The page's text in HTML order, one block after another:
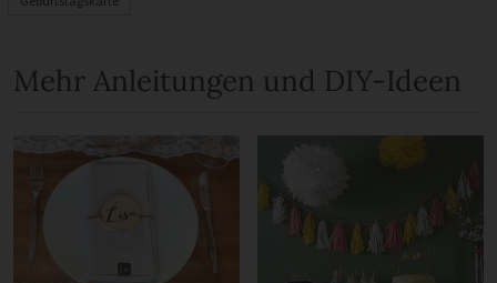
Mehr Anleitungen und DIY-Ideen